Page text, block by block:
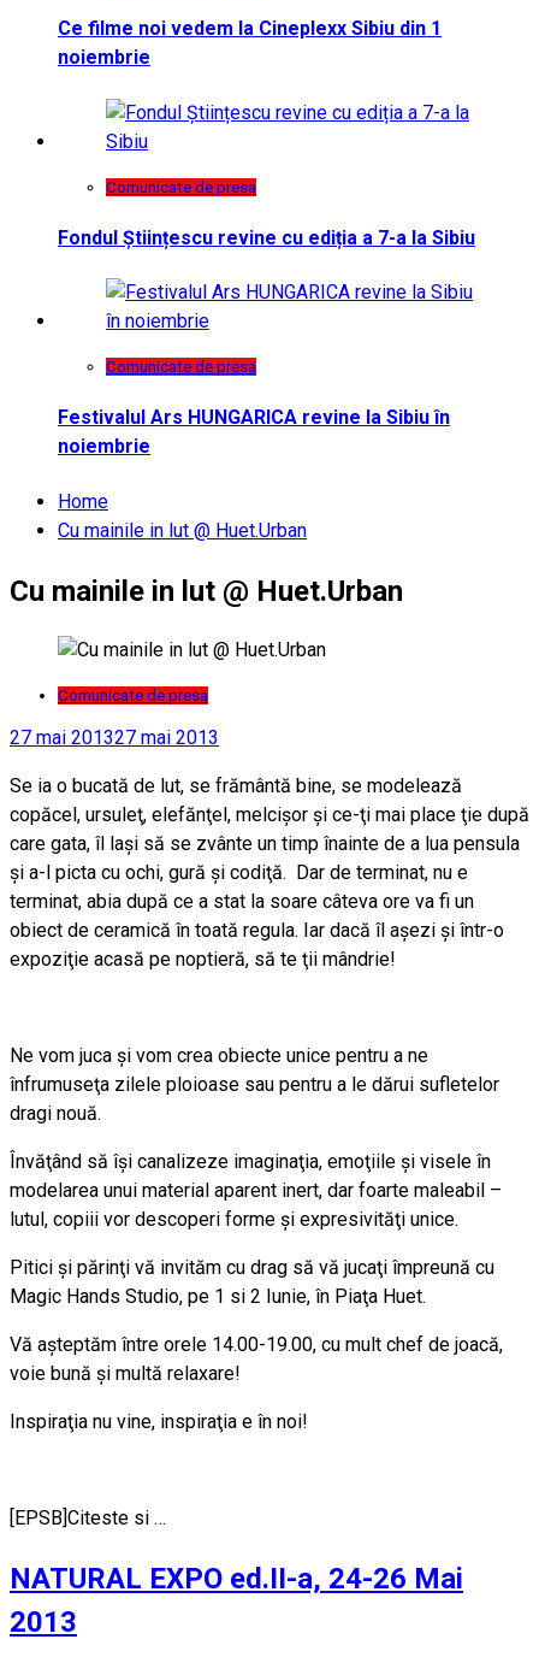
Ce filme noi vedem la Cineplexx Sibiu din 1
noiembrie
Comunicate de presa
Fondul Științescu revine cu ediția a 7-a la Sibiu
Comunicate de presa
Festivalul Ars HUNGARICA revine la Sibiu în
noiembrie
Home
Cu mainile in lut @ Huet.Urban
Cu mainile in lut @ Huet.Urban
Comunicate de presa
27 mai 201327 mai 2013
Se ia o bucată de lut, se frământă bine, se modelează
copăcel, ursuleţ, elefănţel, melcişor şi ce-ţi mai place ţie după
care gata, îl laşi să se zvânte un timp înainte de a lua pensula
şi a-l picta cu ochi, gură şi codiţă. Dar de terminat, nu e
terminat, abia după ce a stat la soare câteva ore va fi un
obiect de ceramică în toată regula. Iar dacă îl aşezi şi într-o
expoziţie acasă pe noptieră, să te ţii mândrie!
Ne vom juca şi vom crea obiecte unice pentru a ne
înfrumuseţa zilele ploioase sau pentru a le dărui sufletelor
dragi nouă.
Învăţând să îşi canalizeze imaginaţia, emoţiile şi visele în
modelarea unui material aparent inert, dar foarte maleabil –
lutul, copiii vor descoperi forme şi expresivităţi unice.
Pitici şi părinţi vă invităm cu drag să vă jucaţi împreună cu
Magic Hands Studio, pe 1 si 2 Iunie, în Piaţa Huet.
Vă aşteptăm între orele 14.00-19.00, cu mult chef de joacă,
voie bună şi multă relaxare!
Inspiraţia nu vine, inspiraţia e în noi!
[EPSB]Citeste si …
NATURAL EXPO ed.II-a, 24-26 Mai
2013